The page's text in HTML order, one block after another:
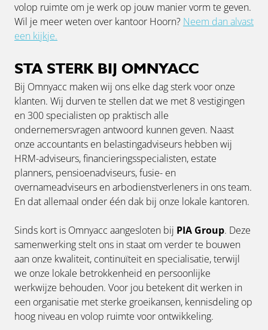
volop ruimte om je werk op jouw manier vorm te geven.
Wil je meer weten over kantoor Hoorn? Neem dan alvast
een kijkje.
STA STERK BIJ OMNYACC
Bij Omnyacc maken wij ons elke dag sterk voor onze
klanten. Wij durven te stellen dat we met 8 vestigingen
en 300 specialisten op praktisch alle
ondernemersvragen antwoord kunnen geven. Naast
onze accountants en belastingadviseurs hebben wij
HRM-adviseurs, financieringsspecialisten, estate
planners, pensioenadviseurs, fusie- en
overnameadviseurs en arbodienstverleners in ons team.
En dat allemaal onder één dak bij onze lokale kantoren.
Sinds kort is Omnyacc aangesloten bij PIA Group. Deze
samenwerking stelt ons in staat om verder te bouwen
aan onze kwaliteit, continuïteit en specialisatie, terwijl
we onze lokale betrokkenheid en persoonlijke
werkwijze behouden. Voor jou betekent dit werken in
een organisatie met sterke groeikansen, kennisdeling op
hoog niveau en volop ruimte voor ontwikkeling.